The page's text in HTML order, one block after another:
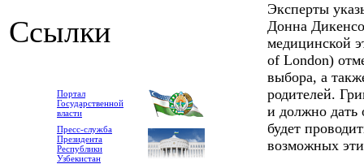
Ссылки
Портал
Государственной
власти
Пресс-служба
Президента
Республики
Узбекистан
Эксперты
Донна
медицинской
of London)
выбора, а
родителей.
и должно дать
будет
возможных